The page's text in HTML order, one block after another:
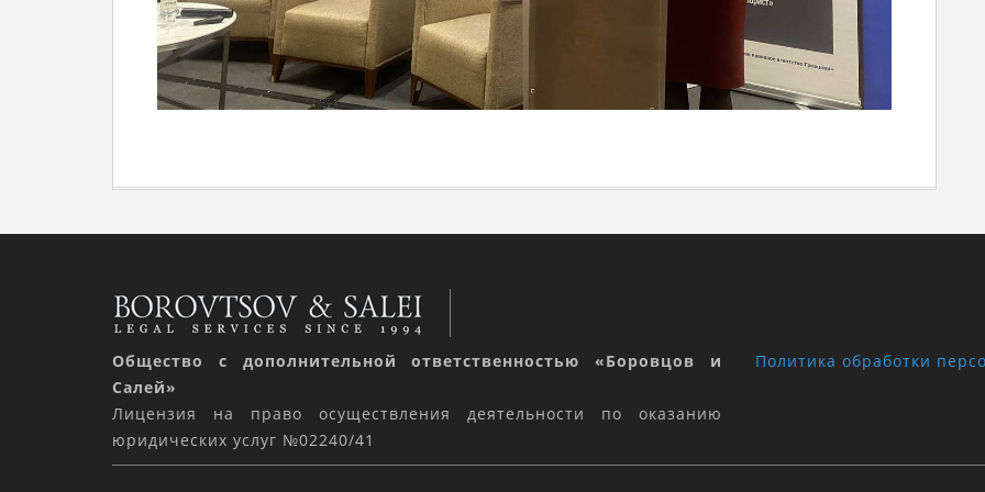
Общество с дополнительной ответственностью «Боровцов и
Салей»
Лицензия на право осуществления деятельности по оказанию
юридических услуг №02240/41
Политика обработки